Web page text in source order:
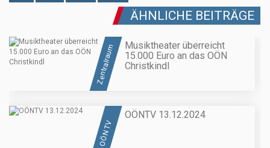
ÄHNLICHE BEITRÄGE
Zentralraum
Musiktheater überreicht
15.000 Euro an das OÖN
Christkindl
OÖN TV
OÖNTV 13.12.2024